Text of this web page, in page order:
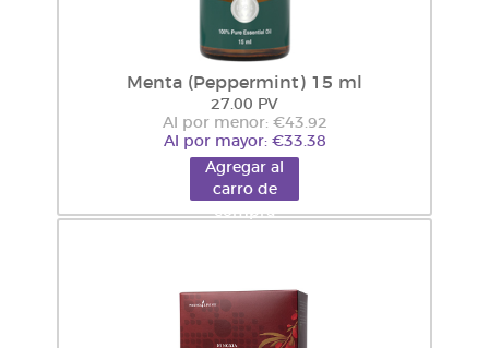
Menta (Peppermint) 15 ml
27.00 PV
Al por menor: €43.92
Al por mayor: €33.38
Agregar al
carro de
compra